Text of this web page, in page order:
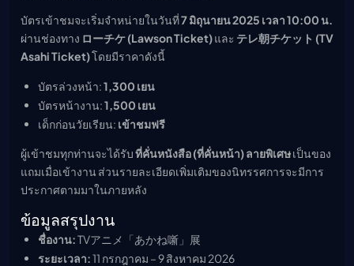
บัตรเข้าชมจะเริ่มจำหน่ายในวันที่7 มิถุนายน 2025 เวลา 10:00 น.
ผ่านช่องทาง ローチケ (Lawson Ticket)และ テレ朝チケット (TV
Asahi Ticket)โดยมีราคาดังนี้
บัตรล่วงหน้า:1,300 เยน
บัตรหน้างาน:1,500 เยน
เด็กก่อนวัยเรียน: เข้าชมฟรี
ผู้เข้าชมทุกท่านจะได้รับที่คั่นหนังสือ (ที่คั่นหน้า) ลายพิเศษเป็นของ
แถมเมื่อเข้างาน ส่วนรายละเอียดเพิ่มเติมของนิทรรศการจะมีการ
ประกาศตามมาในภายหลัง
ข้อมูลสรุปงาน
ชื่องาน:TVアニメ「あかね噺」展
ระยะเวลา:11 กรกฎาคม – 9 สิงหาคม 2026